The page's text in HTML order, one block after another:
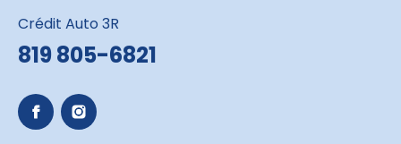
Crédit Auto 3R
819 805-6821